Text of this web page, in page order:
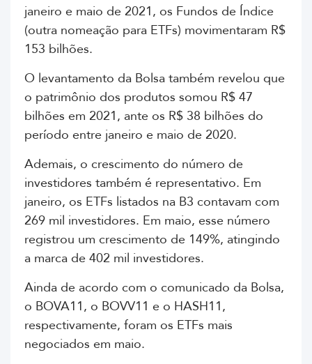
janeiro e maio de 2021, os Fundos de Índice
(outra nomeação para ETFs) movimentaram R$
153 bilhões.
O levantamento da Bolsa também revelou que
o patrimônio dos produtos somou R$ 47
bilhões em 2021, ante os R$ 38 bilhões do
período entre janeiro e maio de 2020.
Ademais, o crescimento do número de
investidores também é representativo. Em
janeiro, os ETFs listados na B3 contavam com
269 mil investidores. Em maio, esse número
registrou um crescimento de 149%, atingindo
a marca de 402 mil investidores.
Ainda de acordo com o comunicado da Bolsa,
o BOVA11, o BOVV11 e o HASH11,
respectivamente, foram os ETFs mais
negociados em maio.